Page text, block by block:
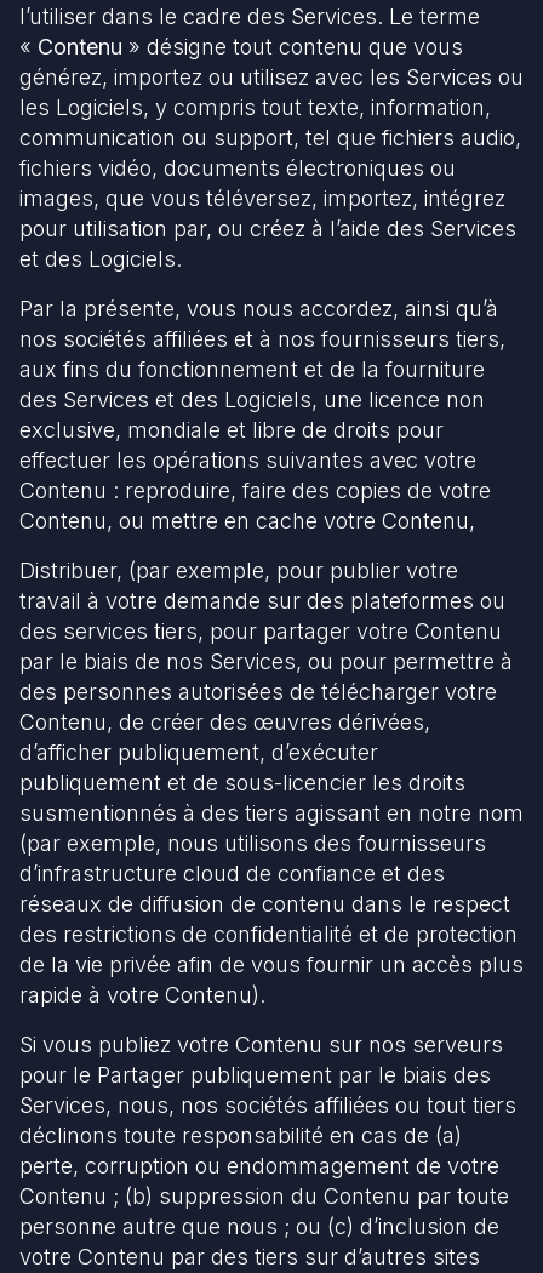
l’utiliser dans le cadre des Services. Le terme
« Contenu » désigne tout contenu que vous
générez, importez ou utilisez avec les Services ou
les Logiciels, y compris tout texte, information,
communication ou support, tel que fichiers audio,
fichiers vidéo, documents électroniques ou
images, que vous téléversez, importez, intégrez
pour utilisation par, ou créez à l’aide des Services
et des Logiciels.
Par la présente, vous nous accordez, ainsi qu’à
nos sociétés affiliées et à nos fournisseurs tiers,
aux fins du fonctionnement et de la fourniture
des Services et des Logiciels, une licence non
exclusive, mondiale et libre de droits pour
effectuer les opérations suivantes avec votre
Contenu : reproduire, faire des copies de votre
Contenu, ou mettre en cache votre Contenu,
Distribuer, (par exemple, pour publier votre
travail à votre demande sur des plateformes ou
des services tiers, pour partager votre Contenu
par le biais de nos Services, ou pour permettre à
des personnes autorisées de télécharger votre
Contenu, de créer des œuvres dérivées,
d’afficher publiquement, d’exécuter
publiquement et de sous-licencier les droits
susmentionnés à des tiers agissant en notre nom
(par exemple, nous utilisons des fournisseurs
d’infrastructure cloud de confiance et des
réseaux de diffusion de contenu dans le respect
des restrictions de confidentialité et de protection
de la vie privée afin de vous fournir un accès plus
rapide à votre Contenu).
Si vous publiez votre Contenu sur nos serveurs
pour le Partager publiquement par le biais des
Services, nous, nos sociétés affiliées ou tout tiers
déclinons toute responsabilité en cas de (a)
perte, corruption ou endommagement de votre
Contenu ; (b) suppression du Contenu par toute
personne autre que nous ; ou (c) d’inclusion de
votre Contenu par des tiers sur d’autres sites